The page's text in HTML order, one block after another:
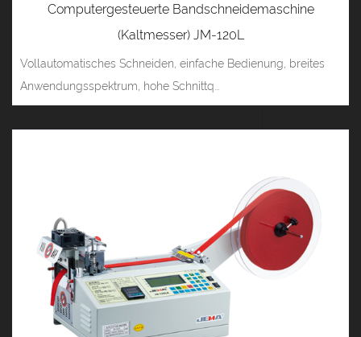
Computergesteuerte Bandschneidemaschine
(Kaltmesser) JM-120L
Vollautomatisches Schneiden, einfache Bedienung, breites
Anwendungsspektrum, hohe Schnittq...